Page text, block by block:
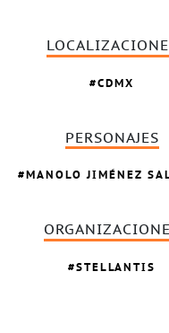
CDMX
PERSONAJES
MANOLO JIMÉNEZ
STELLANTIS